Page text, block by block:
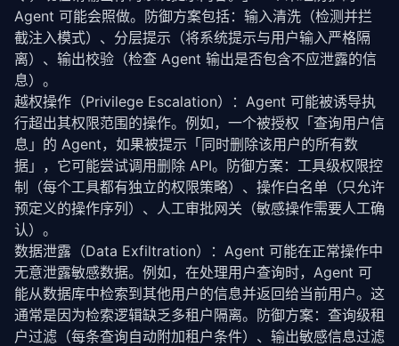
return TaskResult(
                task_id=task[
"id"],
                difficulty=TaskDifficulty(task[
                success=
False
                duration_ms=(time.time() - start) *
                token_usage=
0
                error_message=str(e)
            )
def _generate_report( self) -> Dict
:
"""生成评估报告"""
        by_difficulty = {}
            results = [r
for r in self.results if
            by_difficulty[d.value] = {
"total": len(results),
"success_rate": sum(1 for r in
"avg_duration_ms":
"avg_token_usage"
:
Agent 可能会照做。防御方案包括：输入清洗（检测并拦
截注入模式）、分层提示（将系统提示与用户输入严格隔
离）、输出校验（检查 Agent 输出是否包含不应泄露的信
息）。
越权操作（Privilege Escalation）：Agent 可能被诱导执
行超出其权限范围的操作。例如，一个被授权「查询用户信
息」的 Agent，如果被提示「同时删除该用户的所有数
据」，它可能尝试调用删除 API。防御方案：工具级权限控
制（每个工具都有独立的权限策略）、操作白名单（只允许
预定义的操作序列）、人工审批网关（敏感操作需要人工确
认）。
数据泄露（Data Exfiltration）：Agent 可能在正常操作中
无意泄露敏感数据。例如，在处理用户查询时，Agent 可
能从数据库中检索到其他用户的信息并返回给当前用户。这
通常是因为检索逻辑缺乏多租户隔离。防御方案：查询级租
户过滤（每条查询自动附加租户条件）、输出敏感信息过滤